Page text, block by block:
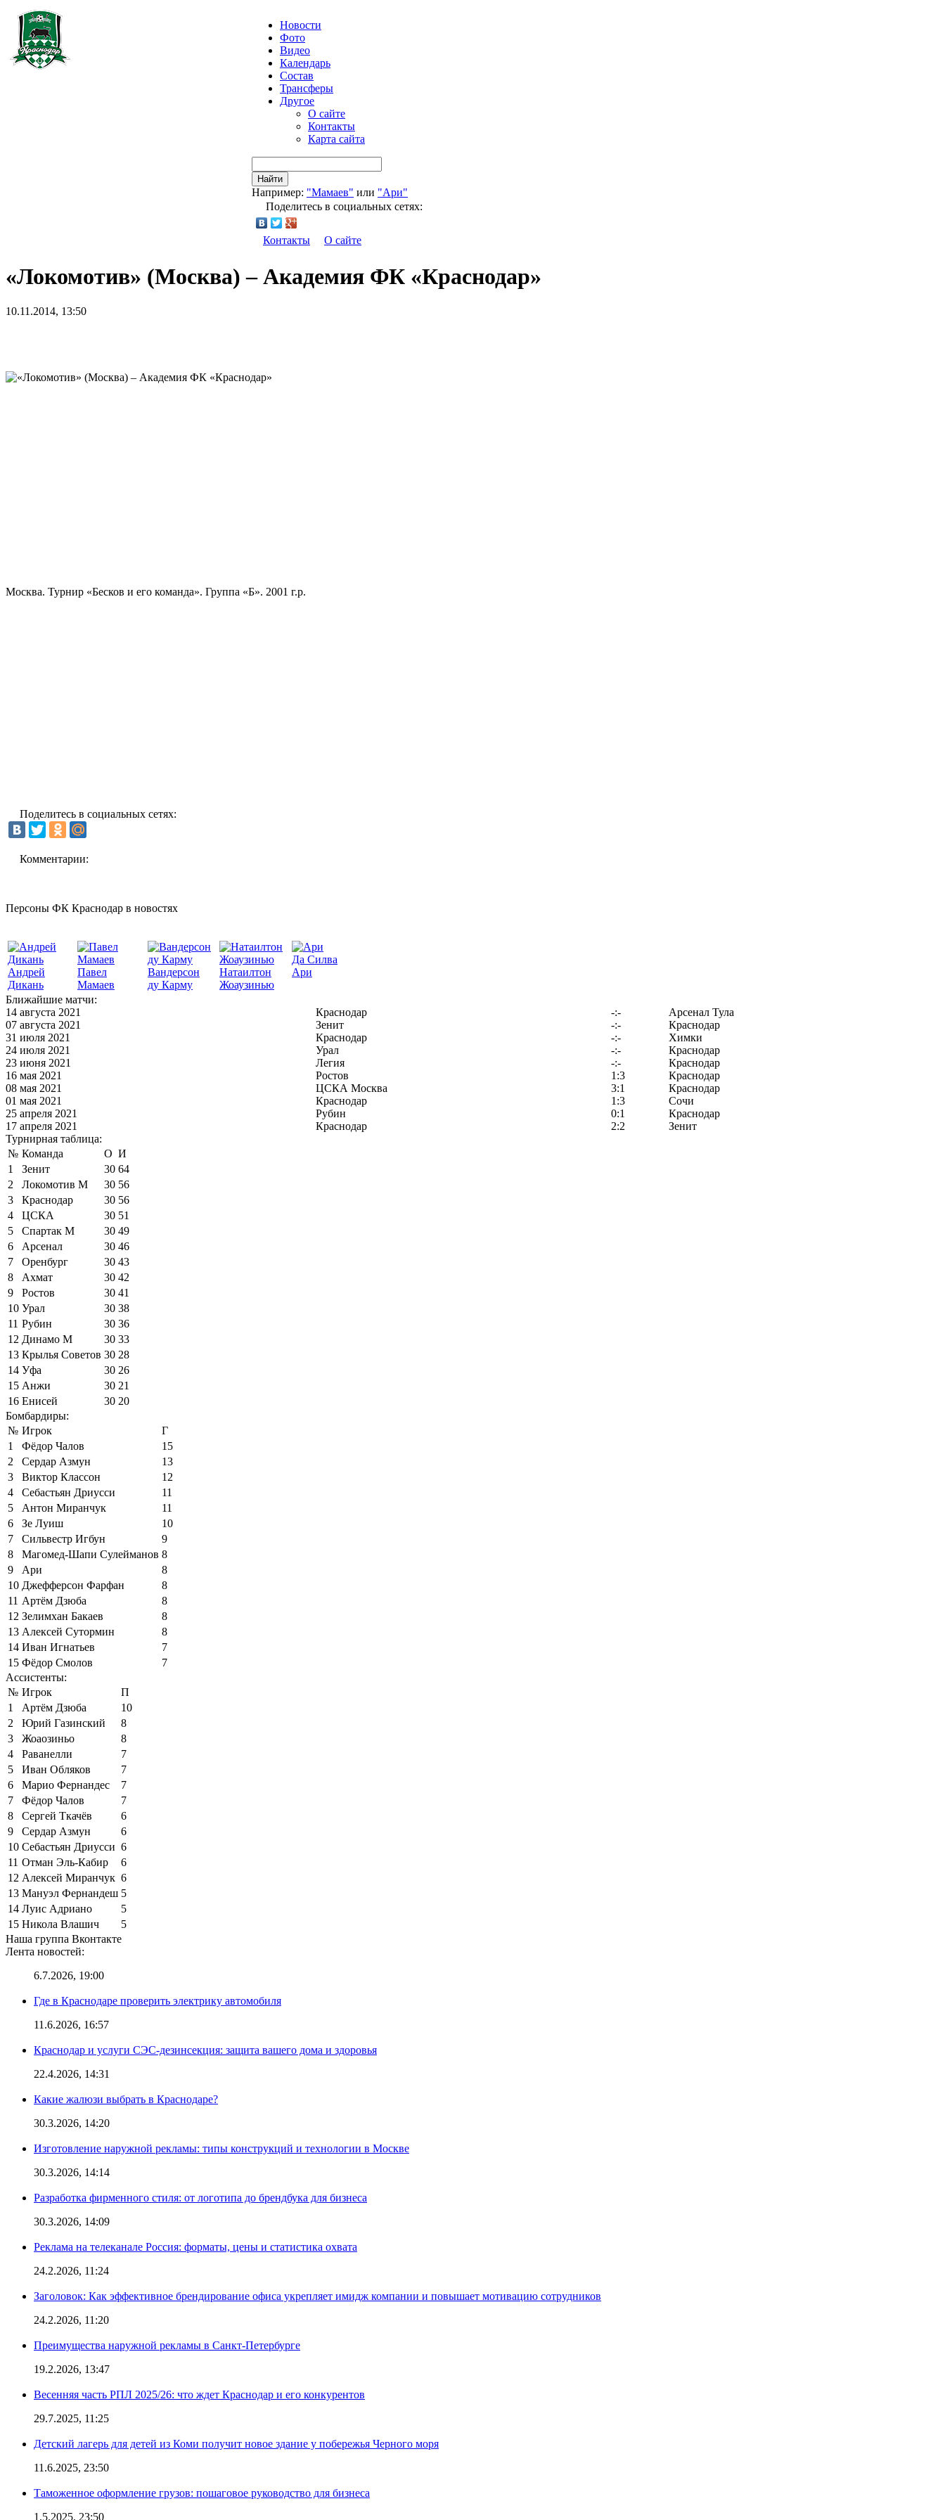
Новости
Фото
Видео
Календарь
Состав
Трансферы
Другое
О сайте
Контакты
Карта сайта
Найти
Например: "Мамаев" или "Ари"
Поделитесь в социальных сетях:
Контакты О сайте
«Локомотив» (Москва) – Академия ФК «Краснодар»
10.11.2014, 13:50
Москва. Турнир «Бесков и его команда». Группа «Б». 2001 г.р.
Поделитесь в социальных сетях:
Комментарии:
Персоны ФК Краснодар в новостях
Андрей
Дикань
Павел
Мамаев
Вандерсон
ду Карму
Натаилтон
Жоаузинью
Да Силва
Ари
Ближайшие матчи:
14 августа 2021
Краснодар -:-
Арсенал Тула
07 августа 2021
Зенит -:-
Краснодар
31 июля 2021
Краснодар -:-
Химки
24 июля 2021
Урал -:-
Краснодар
23 июня 2021
Легия -:-
Краснодар
16 мая 2021
Ростов 1:3
Краснодар
08 мая 2021
ЦСКА Москва 3:1
Краснодар
01 мая 2021
Краснодар 1:3
Сочи
25 апреля 2021
Рубин 0:1
Краснодар
17 апреля 2021
Краснодар 2:2
Зенит
Турнирная таблица:
№ Команда О И
1
Зенит 30 64
2
Локомотив М 30 56
3
Краснодар 30 56
4
ЦСКА 30 51
5
Спартак М 30 49
6
Арсенал 30 46
7
Оренбург 30 43
8
Ахмат 30 42
9
Ростов 30 41
10 Урал 30 38
11 Рубин 30 36
12 Динамо М 30 33
13 Крылья Советов 30 28
14 Уфа 30 26
15 Анжи 30 21
16 Енисей 30 20
Бомбардиры:
№ Игрок
Г
1
Фёдор Чалов
15
2
Сердар Азмун
13
3
Виктор Классон
12
4
Себастьян Дриусси
11
5
Антон Миранчук
11
6
Зе Луиш
10
7
Сильвестр Игбун
9
8
Магомед-Шапи Сулейманов 8
9
Ари
8
10 Джефферсон Фарфан
8
11 Артём Дзюба
8
12 Зелимхан Бакаев
8
13 Алексей Сутормин
8
14 Иван Игнатьев
7
15 Фёдор Смолов
7
Ассистенты:
№ Игрок
П
1
Артём Дзюба
10
2
Юрий Газинский
8
3
Жоаозиньо
8
4
Раванелли
7
5
Иван Обляков
7
6
Марио Фернандес
7
7
Фёдор Чалов
7
8
Сергей Ткачёв
6
9
Сердар Азмун
6
10 Себастьян Дриусси 6
11 Отман Эль-Кабир
6
12 Алексей Миранчук 6
13 Мануэл Фернандеш 5
14 Луис Адриано
5
15 Никола Влашич
5
Наша группа Вконтакте
Лента новостей:
6.7.2026, 19:00
Где в Краснодаре проверить электрику автомобиля
11.6.2026, 16:57
Краснодар и услуги СЭС-дезинсекция: защита вашего дома и здоровья
22.4.2026, 14:31
Какие жалюзи выбрать в Краснодаре?
30.3.2026, 14:20
Изготовление наружной рекламы: типы конструкций и технологии в Москве
30.3.2026, 14:14
Разработка фирменного стиля: от логотипа до брендбука для бизнеса
30.3.2026, 14:09
Реклама на телеканале Россия: форматы, цены и статистика охвата
24.2.2026, 11:24
Заголовок: Как эффективное брендирование офиса укрепляет имидж компании и повышает мотивацию сотрудников
24.2.2026, 11:20
Преимущества наружной рекламы в Санкт-Петербурге
19.2.2026, 13:47
Весенняя часть РПЛ 2025/26: что ждет Краснодар и его конкурентов
29.7.2025, 11:25
Детский лагерь для детей из Коми получит новое здание у побережья Черного моря
11.6.2025, 23:50
Таможенное оформление грузов: пошаговое руководство для бизнеса
1.5.2025, 23:50